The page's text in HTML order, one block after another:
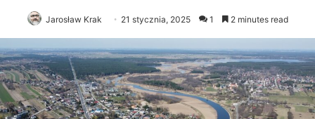
Jarosław Krak 21 stycznia, 2025 1 2 minutes read